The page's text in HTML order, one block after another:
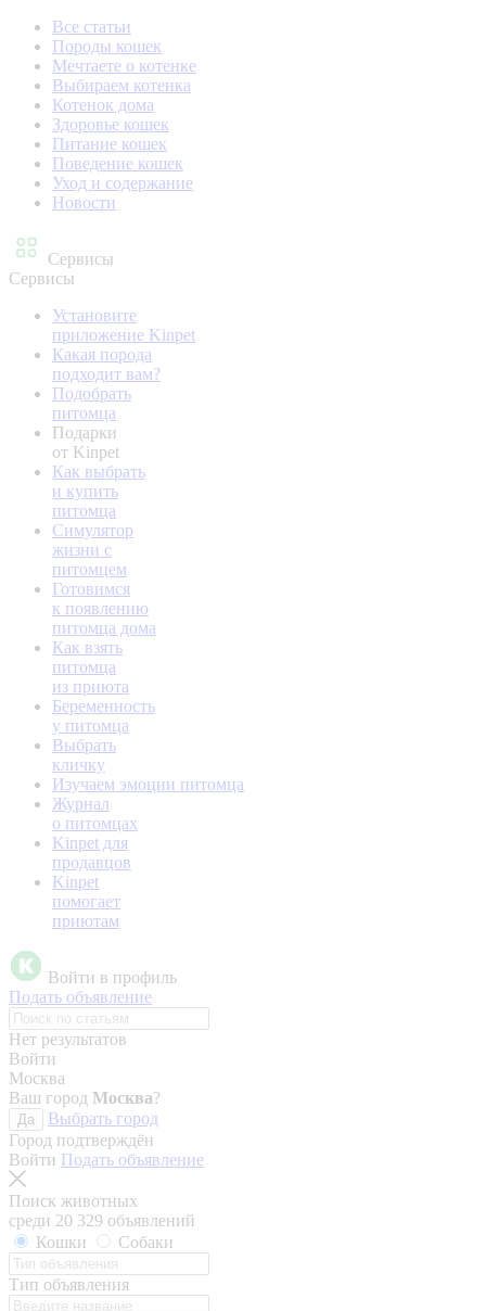
Все статьи
Породы кошек
Мечтаете о котенке
Выбираем котенка
Котенок дома
Здоровье кошек
Питание кошек
Поведение кошек
Уход и содержание
Новости
Сервисы
Сервисы
Установите
приложение Kinpet
Какая порода
подходит вам?
Подобрать
питомца
Подарки
от Kinpet
Как выбрать
и купить
питомца
Симулятор
жизни с
питомцем
Готовимся
к появлению
питомца дома
Как взять
питомца
из приюта
Беременность
у питомца
Выбрать
кличку
Изучаем эмоции питомца
Журнал
о питомцах
Kinpet для
продавцов
Kinpet
помогает
приютам
Войти в профиль
Подать объявление
Нет результатов
Войти
Москва
Ваш город Москва?
Да
Выбрать город
Город подтверждён
Войти Подать объявление
Поиск животных
среди 20 329 объявлений
Кошки
Собаки
Тип объявления